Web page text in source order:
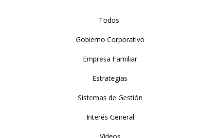
Todos
Gobierno Corporativo
Empresa Familiar
Estrategias
Sistemas de Gestión
Interés General